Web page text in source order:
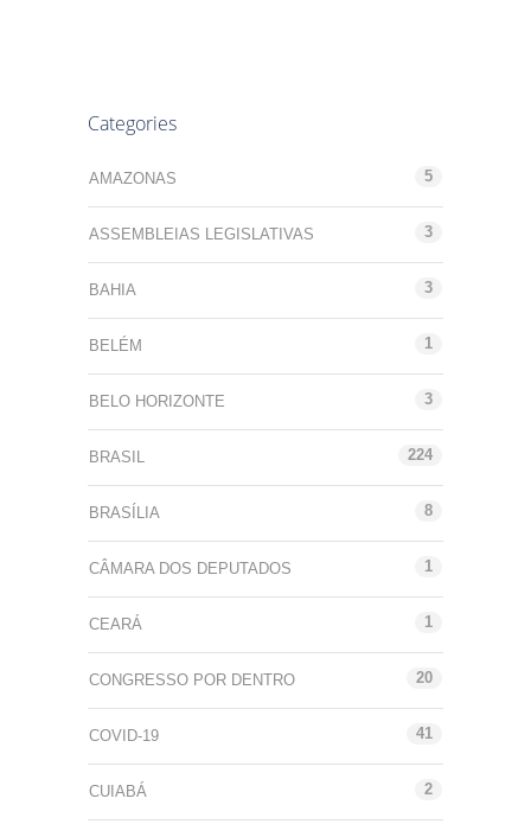
Categories
AMAZONAS 5
ASSEMBLEIAS LEGISLATIVAS 3
BAHIA 3
BELÉM 1
BELO HORIZONTE 3
BRASIL 224
BRASÍLIA 8
CÂMARA DOS DEPUTADOS 1
CEARÁ 1
CONGRESSO POR DENTRO 20
COVID-19 41
CUIABÁ 2